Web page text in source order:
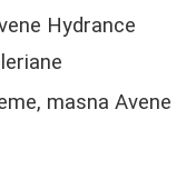
Hydrance
masna Avene